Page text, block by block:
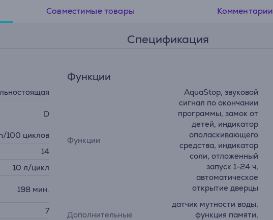
Совместимые товары Комментарии
Спецификация
D
100 циклов
14
10 л/цикл
198 мин.
7
Функции
Функции
AquaStop, звуковой
сигнал по окончании
программы, замок от
детей, индикатор
ополаскивающего
средства, индикатор
соли, отложенный
запуск 1-24 ч,
автоматическое
открытие дверцы
Дополнительные
датчик мутности воды,
функция памяти,